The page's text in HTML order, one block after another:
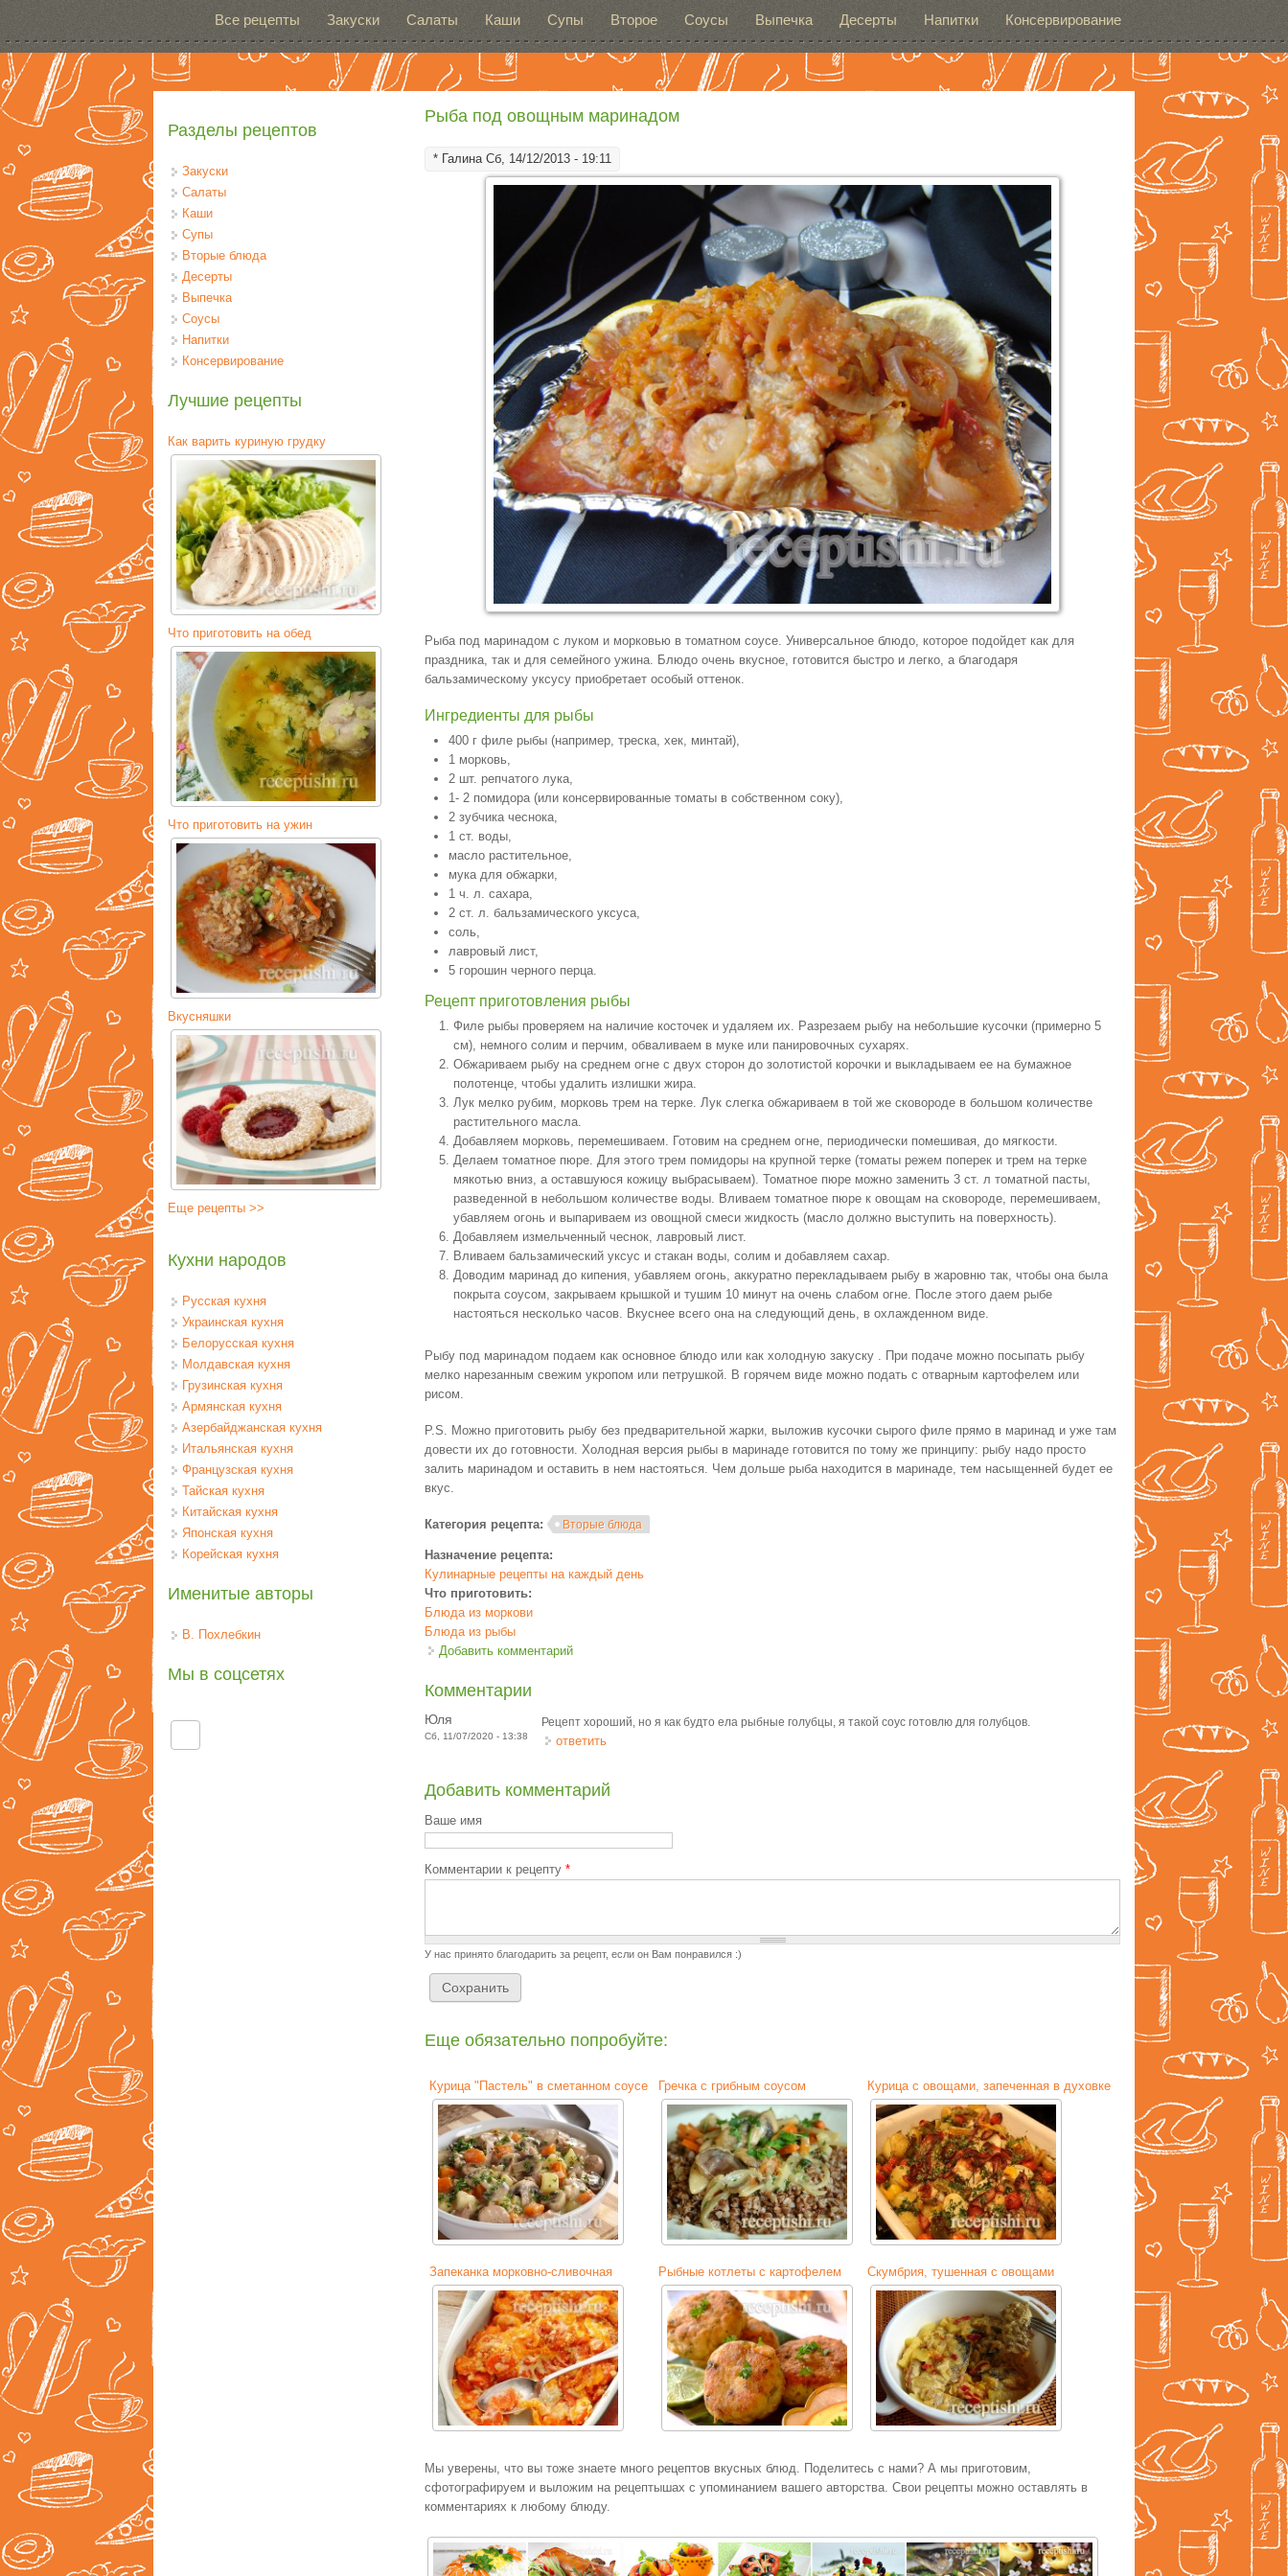
Все рецепты Закуски Салаты Каши Супы Второе Соусы Выпечка Десерты Напитки Консервирование
Рыба под овощным маринадом
* ГалинаСб, 14/12/2013 - 19:11
Рыба под маринадом с луком и морковью в томатном соусе. Универсальное блюдо, которое подойдет как для
праздника, так и для семейного ужина. Блюдо очень вкусное, готовится быстро и легко, а благодаря
бальзамическому уксусу приобретает особый оттенок.
Ингредиенты для рыбы
400 г филе рыбы (например, треска, хек, минтай),
1 морковь,
2 шт. репчатого лука,
1- 2 помидора (или консервированные томаты в собственном соку),
2 зубчика чеснока,
1 ст. воды,
масло растительное,
мука для обжарки,
1 ч. л. сахара,
2 ст. л. бальзамического уксуса,
соль,
лавровый лист,
5 горошин черного перца.
Рецепт приготовления рыбы
Филе рыбы проверяем на наличие косточек и удаляем их. Разрезаем рыбу на небольшие кусочки (примерно 5
см), немного солим и перчим, обваливаем в муке или панировочных сухарях.
Обжариваем рыбу на среднем огне с двух сторон до золотистой корочки и выкладываем ее на бумажное
полотенце, чтобы удалить излишки жира.
Лук мелко рубим, морковь трем на терке. Лук слегка обжариваем в той же сковороде в большом количестве
растительного масла.
Добавляем морковь, перемешиваем. Готовим на среднем огне, периодически помешивая, до мягкости.
Делаем томатное пюре. Для этого трем помидоры на крупной терке (томаты режем поперек и трем на терке
мякотью вниз, а оставшуюся кожицу выбрасываем). Томатное пюре можно заменить 3 ст. л томатной пасты,
разведенной в небольшом количестве воды. Вливаем томатное пюре к овощам на сковороде, перемешиваем,
убавляем огонь и выпариваем из овощной смеси жидкость (масло должно выступить на поверхность).
Добавляем измельченный чеснок, лавровый лист.
Вливаем бальзамический уксус и стакан воды, солим и добавляем сахар.
Доводим маринад до кипения, убавляем огонь, аккуратно перекладываем рыбу в жаровню так, чтобы она была
покрыта соусом, закрываем крышкой и тушим 10 минут на очень слабом огне. После этого даем рыбе
настояться несколько часов. Вкуснее всего она на следующий день, в охлажденном виде.
Рыбу под маринадом подаем как основное блюдо или как холодную закуску . При подаче можно посыпать рыбу
мелко нарезанным свежим укропом или петрушкой. В горячем виде можно подать с отварным картофелем или
рисом.
P.S. Можно приготовить рыбу без предварительной жарки, выложив кусочки сырого филе прямо в маринад и уже там
довести их до готовности. Холодная версия рыбы в маринаде готовится по тому же принципу: рыбу надо просто
залить маринадом и оставить в нем настояться. Чем дольше рыба находится в маринаде, тем насыщенней будет ее
вкус.
Категория рецепта: Вторые блюда
Назначение рецепта:
Кулинарные рецепты на каждый день
Что приготовить:
Блюда из моркови
Блюда из рыбы
Добавить комментарий
Комментарии
Юля
Сб, 11/07/2020 - 13:38
Рецепт хороший, но я как будто ела рыбные голубцы, я такой соус готовлю для голубцов.
ответить
Добавить комментарий
Ваше имя
Комментарии к рецепту*
У нас принято благодарить за рецепт, если он Вам понравился :)
Еще обязательно попробуйте:
Курица "Пастель" в сметанном соусе Гречка с грибным соусом Курица с овощами, запеченная в духовке
Запеканка морковно-сливочная Рыбные котлеты с картофелем Скумбрия, тушенная с овощами
Мы уверены, что вы тоже знаете много рецептов вкусных блюд. Поделитесь с нами? А мы приготовим,
сфотографируем и выложим на рецептышах с упоминанием вашего авторства. Свои рецепты можно оставлять в
комментариях к любому блюду.
Разделы рецептов
Закуски
Салаты
Каши
Супы
Вторые блюда
Десерты
Выпечка
Соусы
Напитки
Консервирование
Лучшие рецепты
Как варить куриную грудку
Что приготовить на обед
Что приготовить на ужин
Вкусняшки
Еще рецепты >>
Кухни народов
Русская кухня
Украинская кухня
Белорусская кухня
Молдавская кухня
Грузинская кухня
Армянская кухня
Азербайджанская кухня
Итальянская кухня
Французская кухня
Тайская кухня
Китайская кухня
Японская кухня
Корейская кухня
Именитые авторы
В. Похлебкин
Мы в соцсетях